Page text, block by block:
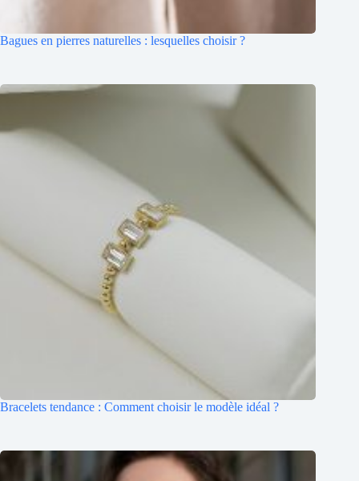
Bagues en pierres naturelles : lesquelles choisir ?
Bracelets tendance : Comment choisir le modèle idéal ?